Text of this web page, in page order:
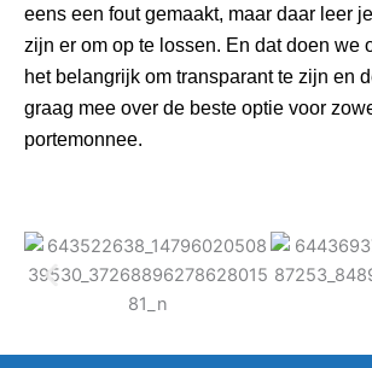
eens een fout gemaakt, maar daar leer
zijn er om op te lossen. En dat doen we
het belangrijk om transparant te zijn en
graag mee over de beste optie voor
portemonnee.